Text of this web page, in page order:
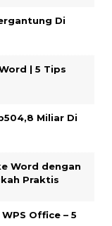
Di
| 5 Tips
Miliar Di
Word dengan
Praktis
Office – 5